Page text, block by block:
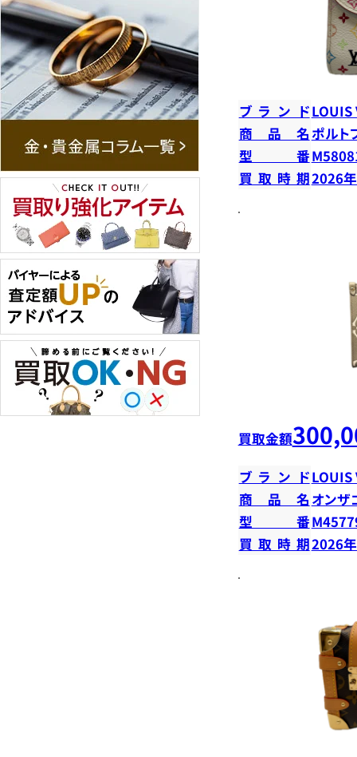
ブランドLOUIS
商品名ポルト
型番
買取時期2026
買取金額
ブランドLOUIS
商品名 オンザ
型番
買取時期2026